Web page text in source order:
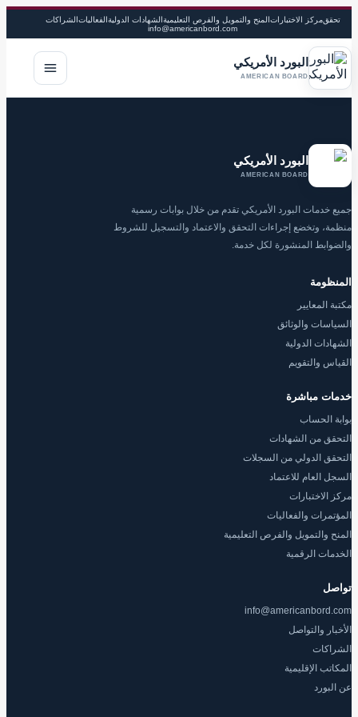
تحققمركز الاختباراتالمنح والتمويل والفرص التعليميةالشهادات الدوليةالفعالياتالشراكات
info@americanbord.com
البورد الأمريكي
AMERICAN BOARD
البورد الأمريكي
AMERICAN BOARD
جميع خدمات البورد الأمريكي تقدم من خلال بوابات رسمية
منظمة، وتخضع إجراءات التحقق والاعتماد والتسجيل للشروط
والضوابط المنشورة لكل خدمة.
المنظومة
مكتبة المعايير
السياسات والوثائق
الشهادات الدولية
القياس والتقويم
خدمات مباشرة
بوابة الحساب
التحقق من الشهادات
التحقق الدولي من السجلات
السجل العام للاعتماد
مركز الاختبارات
المؤتمرات والفعاليات
المنح والتمويل والفرص التعليمية
الخدمات الرقمية
تواصل
info@americanbord.com
الأخبار والتواصل
الشراكات
المكاتب الإقليمية
عن البورد